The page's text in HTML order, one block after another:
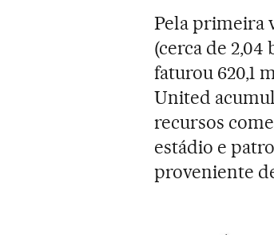
Pela primeira
(cerca de
faturou 620,1
United
recursos
estádio e
proveniente